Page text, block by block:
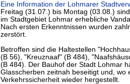
Eine Information der Lohmarer
Freitag (31.07.) bis Montag (03.08.)
im Stadtgebiet Lohmar erhebliche
Nach ersten Erkenntnissen wurden
zerstört.
Betroffen sind die Haltestellen
(B 56), "Kreuznaaf" (B 484),
(B 484). Der Bauhof der Stadt Lohmar
Glasscherben zeitnah beseitigt und, wo
Verkehrssicherheit wieder hergestellt.